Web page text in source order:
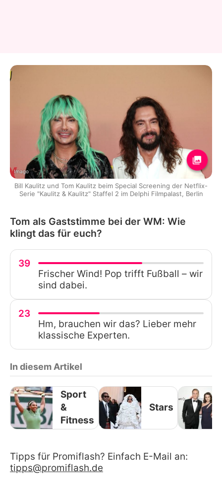
Imago
Bill Kaulitz und Tom Kaulitz beim Special Screening der Netflix-
Serie "Kaulitz & Kaulitz" Staffel 2 im Delphi Filmpalast, Berlin
Tom als Gaststimme bei der WM: Wie
klingt das für euch?
39
Frischer Wind! Pop trifft Fußball – wir
sind dabei.
23
Hm, brauchen wir das? Lieber mehr
klassische Experten.
In diesem Artikel
Sport
&
Fitness
Stars
Tipps für Promiflash? Einfach E-Mail an:
tipps@promiflash.de